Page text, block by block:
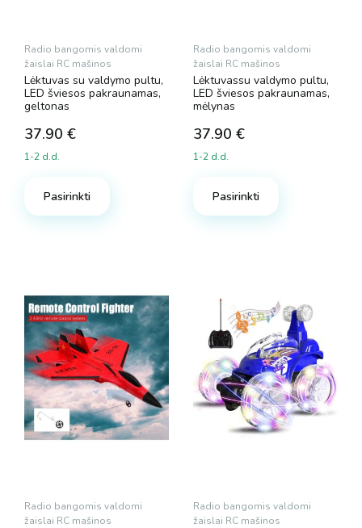
Radio bangomis valdomi
žaislai RC mašinos
Lėktuvas su valdymo pultu,
LED šviesos pakraunamas,
geltonas
37.90 €
1-2 d.d.
Pasirinkti
Radio bangomis valdomi
žaislai RC mašinos
Lėktuvassu valdymo pultu,
LED šviesos pakraunamas,
mėlynas
37.90 €
1-2 d.d.
Pasirinkti
Radio bangomis valdomi
žaislai RC mašinos
Radio bangomis valdomi
žaislai RC mašinos